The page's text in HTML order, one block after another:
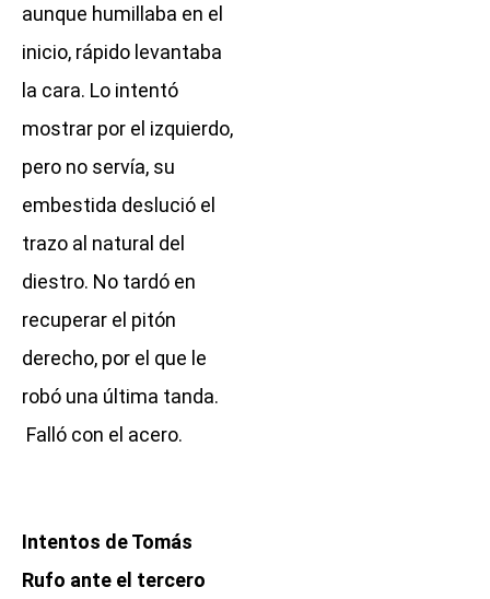
aunque humillaba en el
inicio, rápido levantaba
la cara. Lo intentó
mostrar por el izquierdo,
pero no servía, su
embestida deslució el
trazo al natural del
diestro. No tardó en
recuperar el pitón
derecho, por el que le
robó una última tanda.
Falló con el acero.
Intentos de Tomás
Rufo ante el tercero